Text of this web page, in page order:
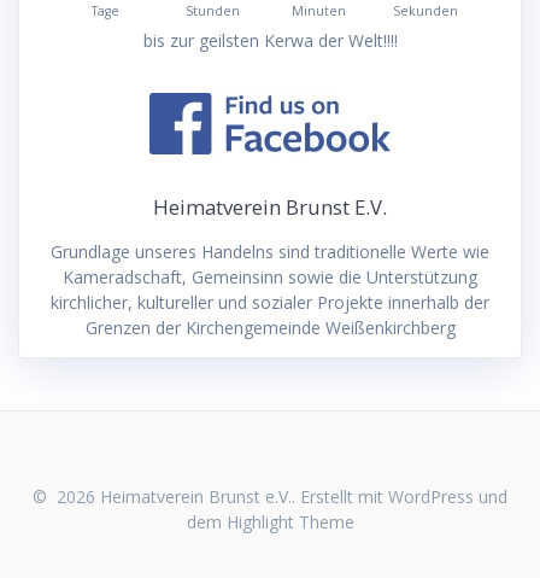
Tage Stunden Minuten Sekunden
bis zur geilsten Kerwa der Welt!!!!
Heimatverein Brunst E.V.
Grundlage unseres Handelns sind traditionelle Werte wie
Kameradschaft, Gemeinsinn sowie die Unterstützung
kirchlicher, kultureller und sozialer Projekte innerhalb der
Grenzen der Kirchengemeinde Weißenkirchberg
© 2026 Heimatverein Brunst e.V.. Erstellt mit WordPress und
dem Highlight Theme